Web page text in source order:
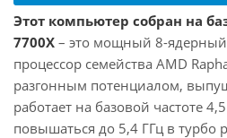
Этот компьютер собран на
7700X – это мощный 8-
процессор семейства AMD
разгонным потенциалом,
работает на базовой частоте
повышаться до 5,4 ГГц в